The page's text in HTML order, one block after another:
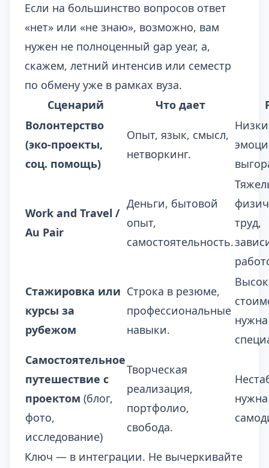
Если на большинство вопросов ответ
«нет» или «не знаю», возможно, вам
нужен не полноценный gap year, а,
скажем, летний интенсив или семестр
по обмену уже в рамках вуза.
Сценарий
Что дает
Волонтерство
(эко-проекты,
соц. помощь)
Опыт, язык, смысл,
нетворкинг.
Work and Travel /
Au Pair
Деньги, бытовой
опыт,
самостоятельность.
труд,
Стажировка или
курсы за
рубежом
Строка в резюме,
профессиональные
навыки.
Самостоятельное
путешествие с
проектом (блог,
фото,
исследование)
Творческая
реализация,
портфолио,
свобода.
нужна
Ключ — в интеграции. Не вычеркивайте